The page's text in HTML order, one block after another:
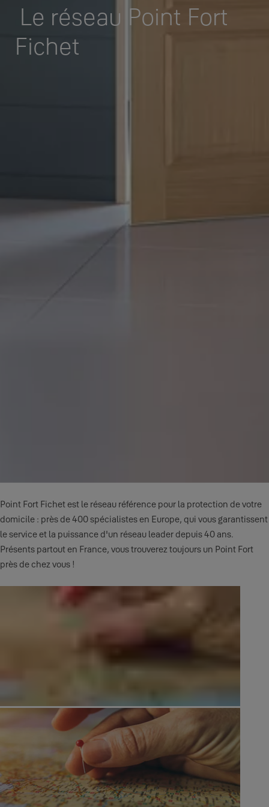
Le réseau Point Fort
Fichet
Point Fort Fichet est le réseau référence pour la protection de votre
domicile : près de 400 spécialistes en Europe, qui vous garantissent
le service et la puissance d'un réseau leader depuis 40 ans.
Présents partout en France, vous trouverez toujours un Point Fort
près de chez vous !